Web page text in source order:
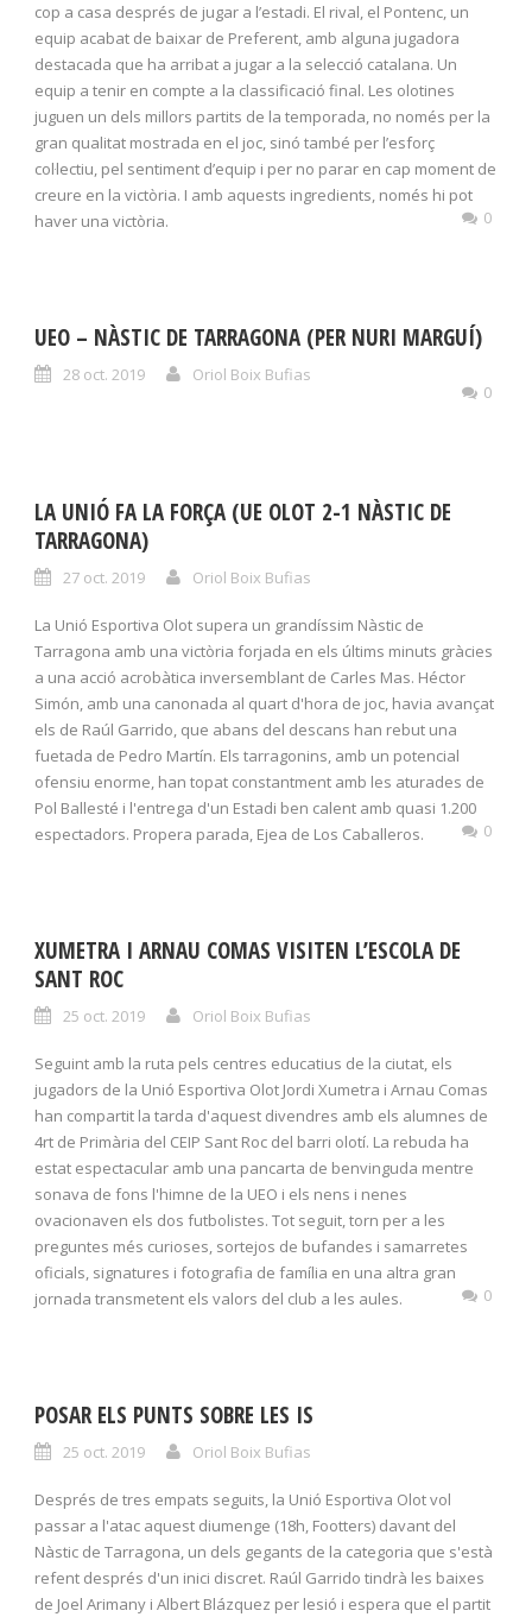
cop a casa després de jugar a l’estadi. El rival, el Pontenc, un
equip acabat de baixar de Preferent, amb alguna jugadora
destacada que ha arribat a jugar a la selecció catalana. Un
equip a tenir en compte a la classificació final. Les olotines
juguen un dels millors partits de la temporada, no només per la
gran qualitat mostrada en el joc, sinó també per l’esforç
col·lectiu, pel sentiment d’equip i per no parar en cap moment de
creure en la victòria. I amb aquests ingredients, només hi pot
haver una victòria.
0
UEO – NÀSTIC DE TARRAGONA (PER NURI MARGUÍ)
28 oct. 2019
Oriol Boix Bufias
0
LA UNIÓ FA LA FORÇA (UE OLOT 2-1 NÀSTIC DE
TARRAGONA)
27 oct. 2019 Oriol Boix Bufias
La Unió Esportiva Olot supera un grandíssim Nàstic de
Tarragona amb una victòria forjada en els últims minuts gràcies
a una acció acrobàtica inversemblant de Carles Mas. Héctor
Simón, amb una canonada al quart d'hora de joc, havia avançat
els de Raúl Garrido, que abans del descans han rebut una
fuetada de Pedro Martín. Els tarragonins, amb un potencial
ofensiu enorme, han topat constantment amb les aturades de
Pol Ballesté i l'entrega d'un Estadi ben calent amb quasi 1.200
espectadors. Propera parada, Ejea de Los Caballeros.
0
XUMETRA I ARNAU COMAS VISITEN L’ESCOLA DE
SANT ROC
25 oct. 2019 Oriol Boix Bufias
Seguint amb la ruta pels centres educatius de la ciutat, els
jugadors de la Unió Esportiva Olot Jordi Xumetra i Arnau Comas
han compartit la tarda d'aquest divendres amb els alumnes de
4rt de Primària del CEIP Sant Roc del barri olotí. La rebuda ha
estat espectacular amb una pancarta de benvinguda mentre
sonava de fons l'himne de la UEO i els nens i nenes
ovacionaven els dos futbolistes. Tot seguit, torn per a les
preguntes més curioses, sortejos de bufandes i samarretes
oficials, signatures i fotografia de família en una altra gran
jornada transmetent els valors del club a les aules.
0
POSAR ELS PUNTS SOBRE LES IS
25 oct. 2019 Oriol Boix Bufias
Després de tres empats seguits, la Unió Esportiva Olot vol
passar a l'atac aquest diumenge (18h, Footters) davant del
Nàstic de Tarragona, un dels gegants de la categoria que s'està
refent després d'un inici discret. Raúl Garrido tindrà les baixes
de Joel Arimany i Albert Blázquez per lesió i espera que el partit